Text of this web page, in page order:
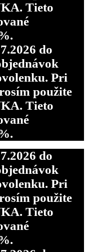
Tieto
do
Pri
použite
Tieto
do
Pri
použite
Tieto